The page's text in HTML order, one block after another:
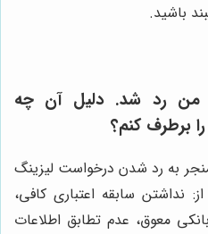
باشید.
من رد شد. دلیل آن چه
برطرف کنم؟
به رد شدن درخواست لیزینگ
نداشتن سابقه اعتباری کافی،
معوق، عدم تطابق اطلاعات